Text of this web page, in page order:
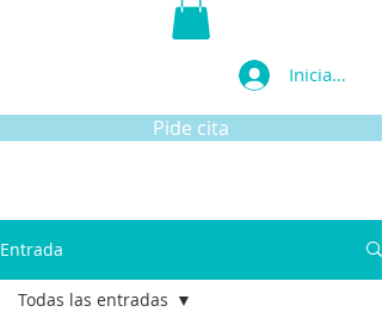
Iniciar
Pide cita
Entrada
Todas las entradas